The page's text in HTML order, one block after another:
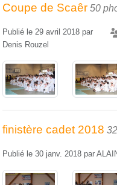
Coupe de Scaêr 50
Publié le 29 avril 2018 par
Denis Rouzel
finistère cadet 2018
Publié le 30 janv. 2018 par